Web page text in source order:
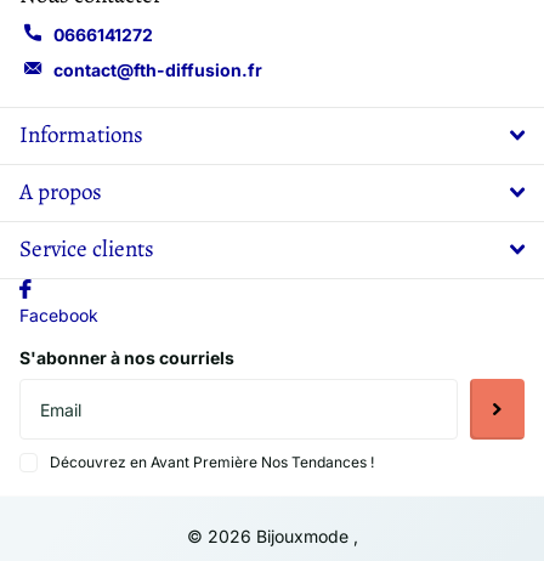
Informations
A propos
Service clients
0666141272
contact@fth-diffusion.fr
Facebook
S'abonner à nos courriels
Découvrez en Avant Première Nos Tendances !
© 2026 Bijouxmode ,